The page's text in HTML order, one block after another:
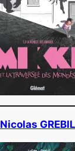
Nicolas GREBIL